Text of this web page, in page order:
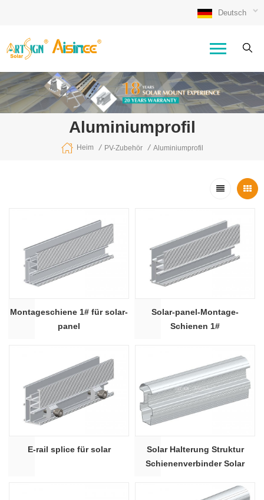
Deutsch
Aluminiumprofil
Heim / PV-Zubehör / Aluminiumprofil
Montageschiene 1# für solar-
panel
Solar-panel-Montage-
Schienen 1#
E-rail splice für solar
Solar Halterung Struktur
Schienenverbinder Solar
Montageschienenspleiße